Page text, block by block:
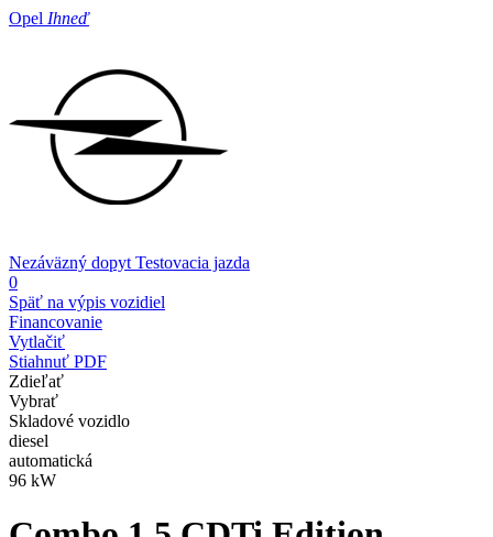
Opel Ihneď
Nezáväzný dopyt Testovacia jazda
0
Späť na výpis vozidiel
Financovanie
Vytlačiť
Stiahnuť PDF
Zdieľať
Vybrať
Skladové vozidlo
diesel
automatická
96 kW